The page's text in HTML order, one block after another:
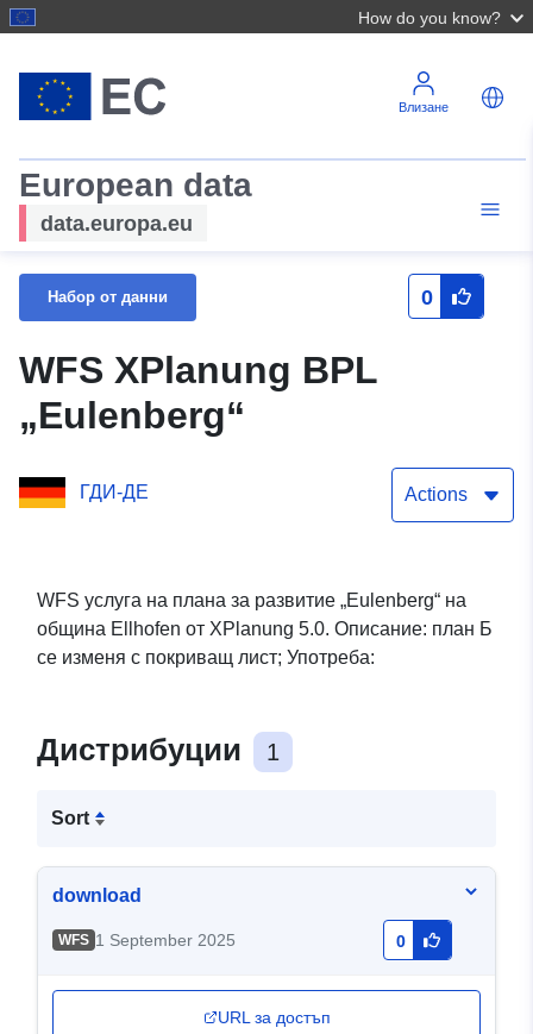
How do you know?
Влизане
European data
data.europa.eu
Набор от данни 0
WFS XPlanung BPL
„Eulenberg“
ГДИ-ДЕ Actions
WFS услуга на плана за развитие „Eulenberg“ на
община Ellhofen от XPlanung 5.0. Описание: план Б
се изменя с покриващ лист; Употреба:
Дистрибуции 1
Sort
download
WFS 1 September 2025 0
URL за достъп